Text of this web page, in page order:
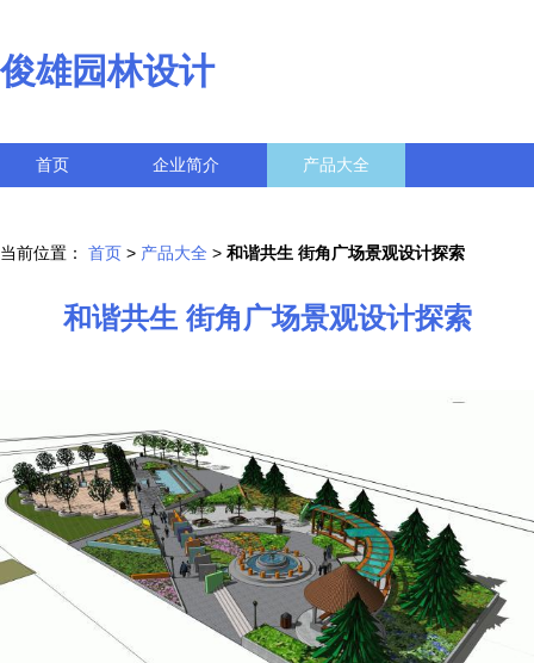
俊雄园林设计
首页 企业简介 产品大全
当前位置： 首页 > 产品大全 > 和谐共生 街角广场景观设计探索
和谐共生 街角广场景观设计探索